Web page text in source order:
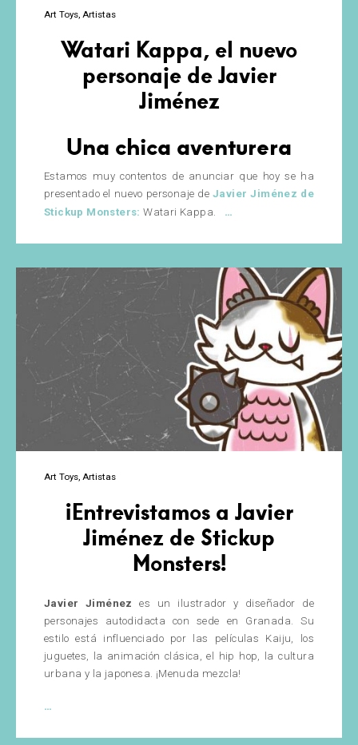
Art Toys Artistas
Watari Kappa, el nuevo
personaje de Javier
Jiménez
Una chica aventurera
Estamos muy contentos de anunciar que hoy se ha
presentado el nuevo personaje deJavier Jiménez de
Stickup Monsters:Watari Kappa. …
el
nuevo
personaje
de
Javier
Jiménez
Art Toys Artistas
¡Entrevistamos a Javier
Jiménez de Stickup
Monsters!
Javier Jiménez
es un ilustrador y diseñador de
personajes autodidacta con sede en Granada. Su
estilo está influenciado por las películas Kaiju, los
juguetes, la animación clásica, el hip hop, la cultura
urbana y la japonesa. ¡Menuda mezcla!
…
Javier